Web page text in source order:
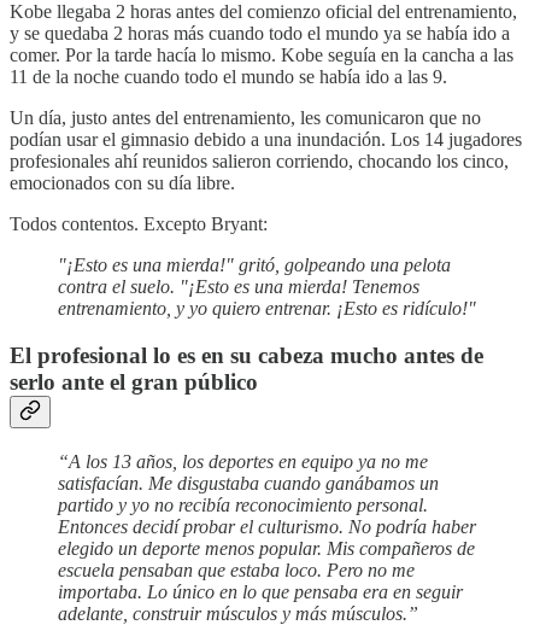
Kobe llegaba 2 horas antes del comienzo oficial del entrenamiento,
y se quedaba 2 horas más cuando todo el mundo ya se había ido a
comer. Por la tarde hacía lo mismo. Kobe seguía en la cancha a las
11 de la noche cuando todo el mundo se había ido a las 9.
Un día, justo antes del entrenamiento, les comunicaron que no
podían usar el gimnasio debido a una inundación. Los 14 jugadores
profesionales ahí reunidos salieron corriendo, chocando los cinco,
emocionados con su día libre.
Todos contentos. Excepto Bryant:
"¡Esto es una mierda!" gritó, golpeando una pelota
contra el suelo. "¡Esto es una mierda! Tenemos
entrenamiento, y yo quiero entrenar. ¡Esto es ridículo!"
El profesional lo es en su cabeza mucho antes de
serlo ante el gran público
“A los 13 años, los deportes en equipo ya no me
satisfacían. Me disgustaba cuando ganábamos un
partido y yo no recibía reconocimiento personal.
Entonces decidí probar el culturismo. No podría haber
elegido un deporte menos popular. Mis compañeros de
escuela pensaban que estaba loco. Pero no me
importaba. Lo único en lo que pensaba era en seguir
adelante, construir músculos y más músculos.”